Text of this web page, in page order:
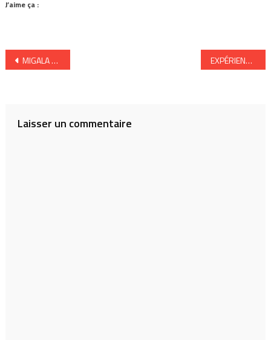
J’aime ça :
Navigation
MIGALA « arde » (CD) EXPÉRIENCE « aujourd’hui, maintenant » (CD)
Laisser un commentaire